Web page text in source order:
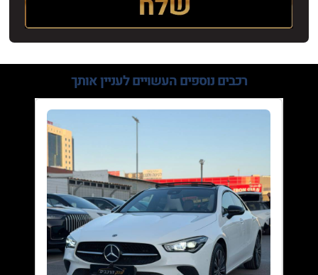
רכבים נוספיםהעשויים לעניין אותך